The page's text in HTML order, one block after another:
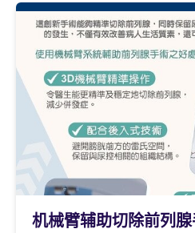
机械臂辅助切除前列